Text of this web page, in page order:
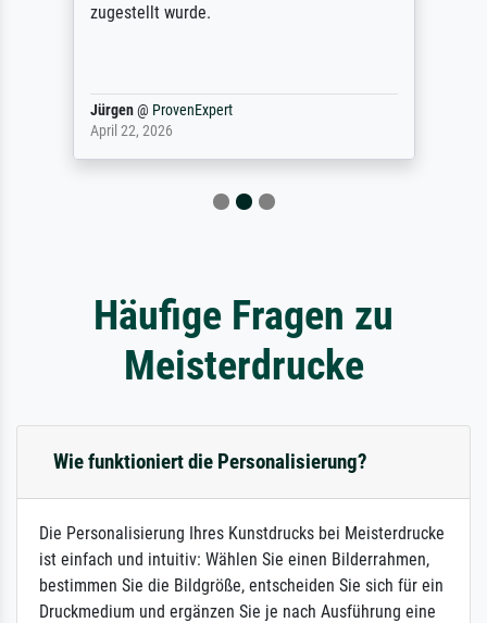
zugestellt wurde.
Jürgen@ ProvenExpert
April 22, 2026
Häufige Fragen zu
Meisterdrucke
Wie funktioniert die Personalisierung?
Die Personalisierung Ihres Kunstdrucks bei Meisterdrucke
ist einfach und intuitiv: Wählen Sie einen Bilderrahmen,
bestimmen Sie die Bildgröße, entscheiden Sie sich für ein
Druckmedium und ergänzen Sie je nach Ausführung eine